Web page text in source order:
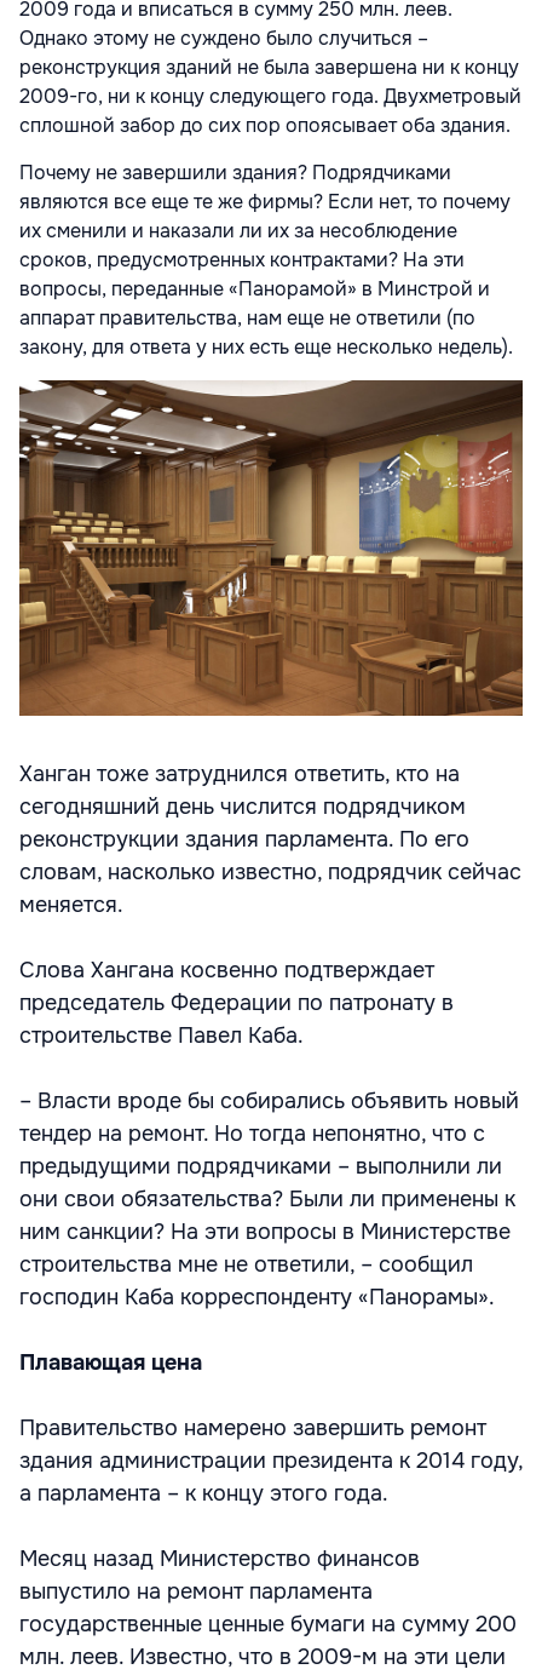
2009 года и вписаться в сумму 250 млн. леев.
Однако этому не суждено было случиться –
реконструкция зданий не была завершена ни к концу
2009-го, ни к концу следующего года. Двухметровый
сплошной забор до сих пор опоясывает оба здания.
Почему не завершили здания? Подрядчиками
являются все еще те же фирмы? Если нет, то почему
их сменили и наказали ли их за несоблюдение
сроков, предусмотренных контрактами? На эти
вопросы, переданные «Панорамой» в Минстрой и
аппарат правительства, нам еще не ответили (по
закону, для ответа у них есть еще несколько недель).
Ханган тоже затруднился ответить, кто на
сегодняшний день числится подрядчиком
реконструкции здания парламента. По его
словам, насколько известно, подрядчик сейчас
меняется.
Слова Хангана косвенно подтверждает
председатель Федерации по патронату в
строительстве Павел Каба.
– Власти вроде бы собирались объявить новый
тендер на ремонт. Но тогда непонятно, что с
предыдущими подрядчиками – выполнили ли
они свои обязательства? Были ли применены к
ним санкции? На эти вопросы в Министерстве
строительства мне не ответили, – сообщил
господин Каба корреспонденту «Панорамы».
Плавающая цена
Правительство намерено завершить ремонт
здания администрации президента к 2014 году,
а парламента – к концу этого года.
Месяц назад Министерство финансов
выпустило на ремонт парламента
государственные ценные бумаги на сумму 200
млн. леев. Известно, что в 2009-м на эти цели